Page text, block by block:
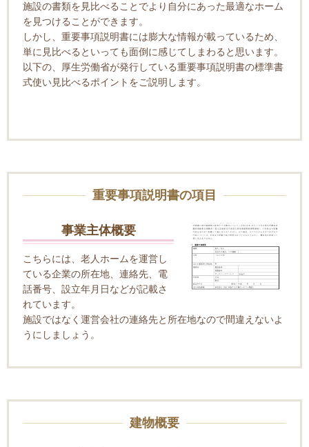
施設の書類を見比べることでより自分にあった最適なホーム
を見つけることができます。
しかし、重要事項説明書には膨大な情報が載っているため、
単に見比べるといっても面倒に感じてしまわると思います。
以下の、厚生労働省が発行している重要事項説明書の標準書
式使い見比べるポイントをご説明します。
重要事項説明書の項目
事業主体概要
こちらには、老人ホームを運営し
ている企業の所在地、連絡先、電
話番号、設立年月日などが記載さ
れています。
施設ではなく運営会社の連絡先と所在地なので間違えないよ
うにしましょう。
建物概要